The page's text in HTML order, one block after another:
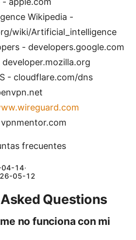
Wikipedia -
wiki/Artificial_intelligence
- developers.google.com
- cloudflare.com/dns
frecuentes
14·
05-12
Questions
no funciona con mi